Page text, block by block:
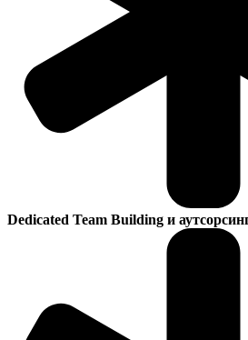
Dedicated Team Building и